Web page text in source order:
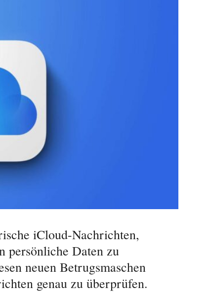
iCloud-Nachrichten,
persönliche Daten zu
neuen Betrugsmaschen
genau zu überprüfen.